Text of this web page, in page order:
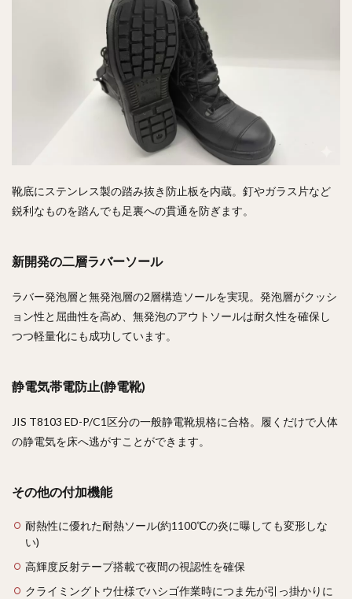
靴底にステンレス製の踏み抜き防止板を内蔵。釘やガラス片など
鋭利なものを踏んでも足裏への貫通を防ぎます。
新開発の二層ラバーソール
ラバー発泡層と無発泡層の2層構造ソールを実現。発泡層がクッシ
ョン性と屈曲性を高め、無発泡のアウトソールは耐久性を確保し
つつ軽量化にも成功しています。
静電気帯電防止(静電靴)
JIS T8103 ED-P/C1区分の一般静電靴規格に合格。履くだけで人体
の静電気を床へ逃がすことができます。
その他の付加機能
耐熱性に優れた耐熱ソール(約1100℃の炎に曝しても変形しな
い)
高輝度反射テープ搭載で夜間の視認性を確保
クライミングトウ仕様でハシゴ作業時につま先が引っ掛かりに